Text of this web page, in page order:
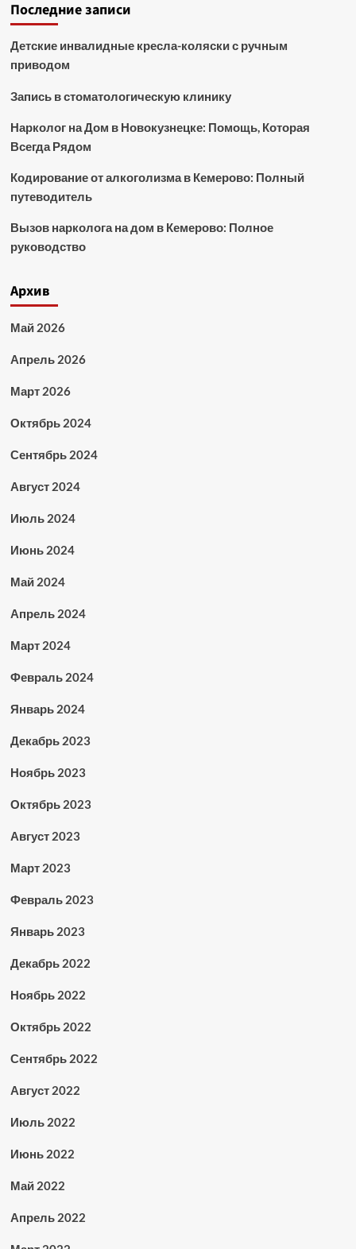
Последние записи
Детские инвалидные кресла-коляски с ручным
приводом
Запись в стоматологическую клинику
Нарколог на Дом в Новокузнецке: Помощь, Которая
Всегда Рядом
Кодирование от алкоголизма в Кемерово: Полный
путеводитель
Вызов нарколога на дом в Кемерово: Полное
руководство
Архив
Май 2026
Апрель 2026
Март 2026
Октябрь 2024
Сентябрь 2024
Август 2024
Июль 2024
Июнь 2024
Май 2024
Апрель 2024
Март 2024
Февраль 2024
Январь 2024
Декабрь 2023
Ноябрь 2023
Октябрь 2023
Август 2023
Март 2023
Февраль 2023
Январь 2023
Декабрь 2022
Ноябрь 2022
Октябрь 2022
Сентябрь 2022
Август 2022
Июль 2022
Июнь 2022
Май 2022
Апрель 2022